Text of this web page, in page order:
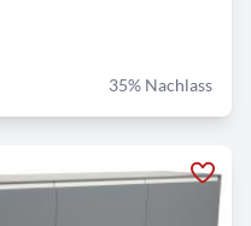
35% Nachlass